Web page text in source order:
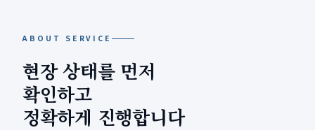
ABOUT SERVICE
현장 상태를 먼저
확인하고
정확하게 진행합니다